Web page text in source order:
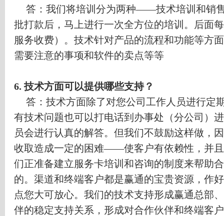
答：我们将培训分为两种——技术培训和销
批打款后，马上进行一次全方位的培训。后面
服务收费）。技术针对产品的流程和功能等方
需要注意的事项和软件的卖点等等
6. 技术方面可以提供哪些支持？
答：技术方面除了对您公司工作人员进行定
有技术问题也可以打电话到办事处（分公司）
员会进行认真的解答。但我们不鼓励这样做，
收取造成一定的困难——使客户有依赖性，并
们正准备建立服务卡培训和咨询的制度来帮助
的。渠道和终端客户都是赢通的宝贵资源，作
点您大可放心。我们的技术支持形成赢通总部
伴的稳定支持关系，形成对合作伙伴和终端客